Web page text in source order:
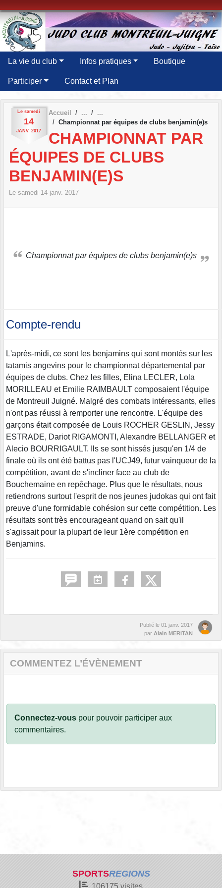
La vie du club Infos pratiques Boutique
Participer Contact et Plan
Le samedi
14
JANV. 2017
Accueil
Championnat par équipes de clubs benjamin(e)s
CHAMPIONNAT PAR
ÉQUIPES DE CLUBS
BENJAMIN(E)S
Le samedi 14 janv. 2017
Championnat par équipes de clubs benjamin(e)s
Compte-rendu
L'après-midi, ce sont les benjamins qui sont montés sur les
tatamis angevins pour le championnat départemental par
équipes de clubs. Chez les filles, Elina LECLER, Lola
MORILLEAU et Emilie RAIMBAULT composaient l'équipe
de Montreuil Juigné. Malgré des combats intéressants, elles
n'ont pas réussi à remporter une rencontre. L'équipe des
garçons était composée de Louis ROCHER GESLIN, Jessy
ESTRADE, Dariot RIGAMONTI, Alexandre BELLANGER et
Alecio BOURRIGAULT. Ils se sont hissés jusqu'en 1/4 de
finale où ils ont été battus pas l'UCJ49, futur vainqueur de la
compétition, avant de s'incliner face au club de
Bouchemaine en repêchage. Plus que le résultats, nous
retiendrons surtout l'esprit de nos jeunes judokas qui ont fait
preuve d'une formidable cohésion sur cette compétition. Les
résultats sont très encourageant quand on sait qu'il
s'agissait pour la plupart de leur 1ère compétition en
Benjamins.
Publié le 01 janv. 2017
par Alain MERITAN
COMMENTEZ L’ÉVÈNEMENT
Connectez-vous pour pouvoir participer aux
commentaires.
SPORTSREGIONS
106175 visites